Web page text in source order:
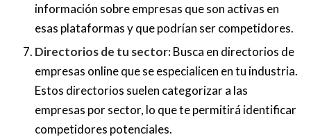
información sobre empresas que son activas en
esas plataformas y que podrían ser competidores.
Directorios de tu sector:Busca en directorios de
empresas online que se especialicen en tu industria.
Estos directorios suelen categorizar a las
empresas por sector, lo que te permitirá identificar
competidores potenciales.